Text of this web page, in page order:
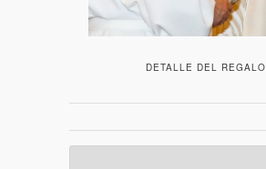
DETALLE DEL REGALO